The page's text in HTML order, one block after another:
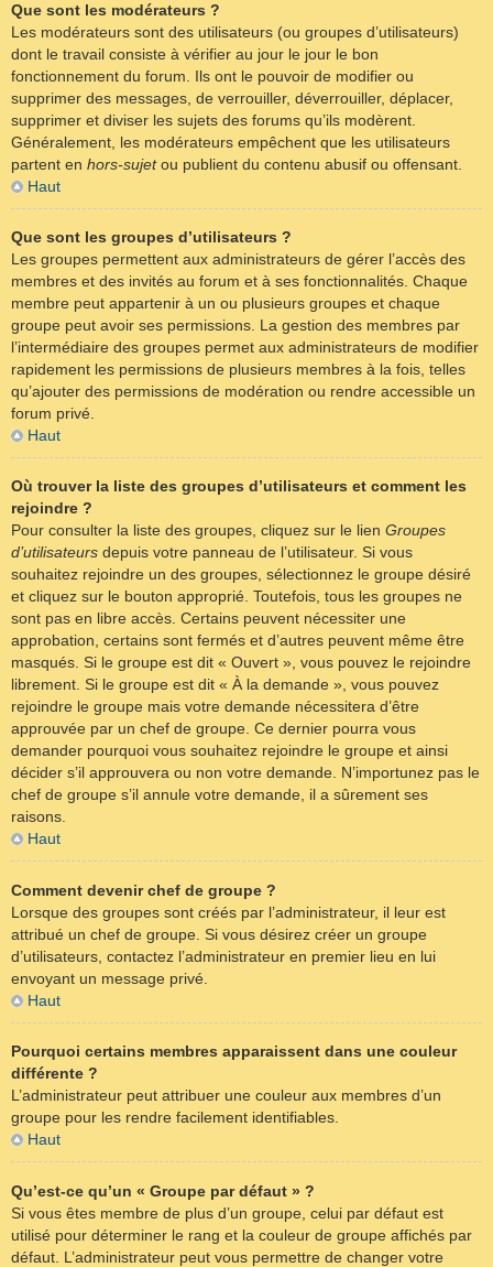
Que sont les modérateurs ?
Les modérateurs sont des utilisateurs (ou groupes d’utilisateurs)
dont le travail consiste à vérifier au jour le jour le bon
fonctionnement du forum. Ils ont le pouvoir de modifier ou
supprimer des messages, de verrouiller, déverrouiller, déplacer,
supprimer et diviser les sujets des forums qu’ils modèrent.
Généralement, les modérateurs empêchent que les utilisateurs
partent en hors-sujetou publient du contenu abusif ou offensant.
Haut
Que sont les groupes d’utilisateurs ?
Les groupes permettent aux administrateurs de gérer l’accès des
membres et des invités au forum et à ses fonctionnalités. Chaque
membre peut appartenir à un ou plusieurs groupes et chaque
groupe peut avoir ses permissions. La gestion des membres par
l’intermédiaire des groupes permet aux administrateurs de modifier
rapidement les permissions de plusieurs membres à la fois, telles
qu’ajouter des permissions de modération ou rendre accessible un
forum privé.
Haut
Où trouver la liste des groupes d’utilisateurs et comment les
rejoindre ?
Pour consulter la liste des groupes, cliquez sur le lien Groupes
d’utilisateurs depuis votre panneau de l’utilisateur. Si vous
souhaitez rejoindre un des groupes, sélectionnez le groupe désiré
et cliquez sur le bouton approprié. Toutefois, tous les groupes ne
sont pas en libre accès. Certains peuvent nécessiter une
approbation, certains sont fermés et d’autres peuvent même être
masqués. Si le groupe est dit « Ouvert », vous pouvez le rejoindre
librement. Si le groupe est dit « À la demande », vous pouvez
rejoindre le groupe mais votre demande nécessitera d’être
approuvée par un chef de groupe. Ce dernier pourra vous
demander pourquoi vous souhaitez rejoindre le groupe et ainsi
décider s’il approuvera ou non votre demande. N’importunez pas le
chef de groupe s’il annule votre demande, il a sûrement ses
raisons.
Haut
Comment devenir chef de groupe ?
Lorsque des groupes sont créés par l’administrateur, il leur est
attribué un chef de groupe. Si vous désirez créer un groupe
d’utilisateurs, contactez l’administrateur en premier lieu en lui
envoyant un message privé.
Haut
Pourquoi certains membres apparaissent dans une couleur
différente ?
L’administrateur peut attribuer une couleur aux membres d’un
groupe pour les rendre facilement identifiables.
Haut
Qu’est-ce qu’un « Groupe par défaut » ?
Si vous êtes membre de plus d’un groupe, celui par défaut est
utilisé pour déterminer le rang et la couleur de groupe affichés par
défaut. L’administrateur peut vous permettre de changer votre